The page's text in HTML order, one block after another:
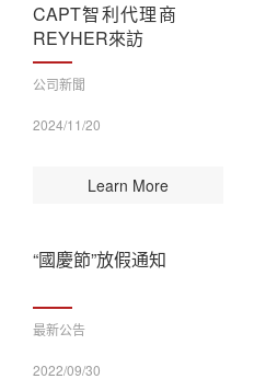
CAPT智利代理商
REYHER來訪
公司新聞
2024/11/20
Learn More
“國慶節”放假通知
最新公告
2022/09/30